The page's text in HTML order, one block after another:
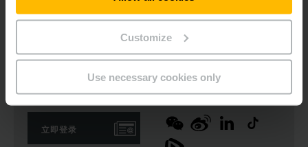
Customize
Use necessary cookies only
立即登录